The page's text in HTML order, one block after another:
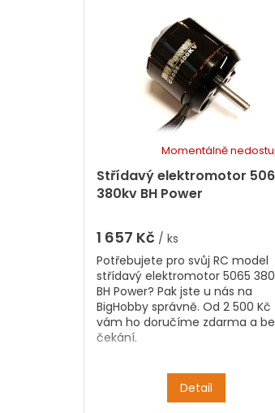
Střídavý elektromotor
380kv BH Power
Momentálně
1 657 Kč / ks
Detail
Potřebujete pro svůj RC model
střídavý elektromotor 5065
BH Power? Pak jste u nás na
BigHobby správně. Od 2 500 Kč
vám ho doručíme zdarma a
čekání.